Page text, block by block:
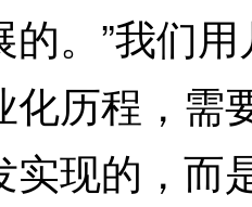
的。”我们
化历程，需
实现的，而